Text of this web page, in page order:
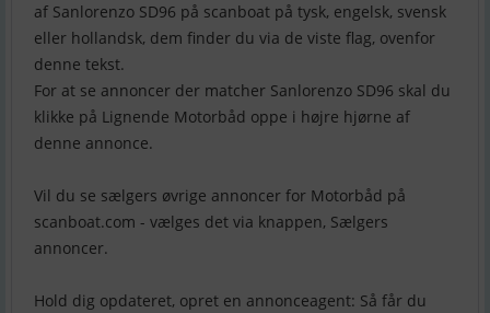
af Sanlorenzo SD96 på scanboat på tysk, engelsk, svensk
eller hollandsk, dem finder du via de viste flag, ovenfor
denne tekst.
For at se annoncer der matcher Sanlorenzo SD96 skal du
klikke på Lignende Motorbåd oppe i højre hjørne af
denne annonce.
Vil du se sælgers øvrige annoncer for Motorbåd på
scanboat.com - vælges det via knappen, Sælgers
annoncer.
Hold dig opdateret, opret en annonceagent: Så får du